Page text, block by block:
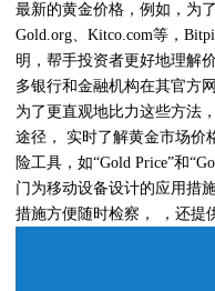
最新的黄金价格，例如，为
Gold.org、Kitco.com等，
明，帮手投资者更好地理解
多银行和金融机构在其官方
为了更直观地比力这些方法
途径， 实时了解黄金市场价
险工具，如“Gold Price”和
门为移动设备设计的应用措
措施方便随时检察， ，还提